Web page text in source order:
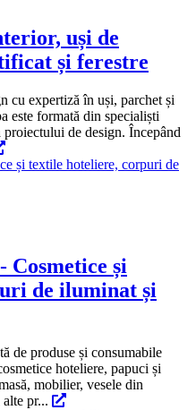
uși de
și ferestre
cu expertiză în uși, parchet și
este formată din specialiști
de design. Începând
Cosmetice și
de iluminat și
de produse și consumabile
hoteliere, papuci și
mobilier, vesele din
pr...